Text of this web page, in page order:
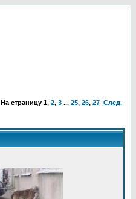
На страницу 1, 2, 3 ... 25, 26, 27 След.